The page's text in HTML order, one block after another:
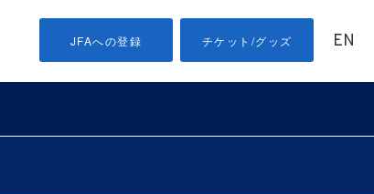
JFAへの登録 チケット/グッズ EN